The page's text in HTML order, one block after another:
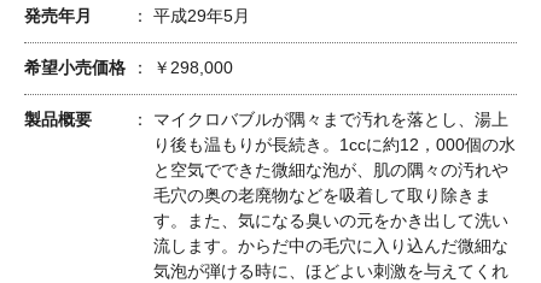
発売年月 平成29年5月
希望小売価格 ￥298,000
製品概要
マイクロバブルが隅々まで汚れを落とし、湯上
り後も温もりが長続き。1ccに約12，000個の水
と空気でできた微細な泡が、肌の隅々の汚れや
毛穴の奥の老廃物などを吸着して取り除きま
す。また、気になる臭いの元をかき出して洗い
流します。からだ中の毛穴に入り込んだ微細な
気泡が弾ける時に、ほどよい刺激を与えてくれ